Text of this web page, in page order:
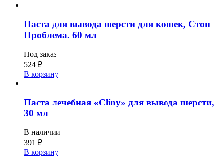
Паста для вывода шерсти для кошек, Стоп
Проблема. 60 мл
Под заказ
524 ₽
В корзину
Паста лечебная «Cliny» для вывода шерсти,
30 мл
В наличии
391 ₽
В корзину